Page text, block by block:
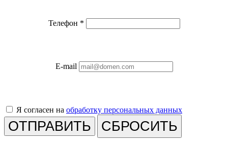
Телефон *
E-mail
Я согласен на обработку персональных данных
СБРОСИТЬ